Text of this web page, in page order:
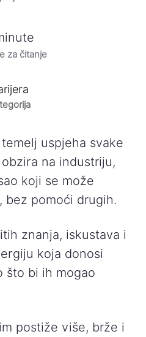
za čitanje
uspjeha svake
na industriju,
koji se može
bez pomoći drugih.
znanja, iskustava i
koja donosi
što bi ih mogao
postiže više, brže i